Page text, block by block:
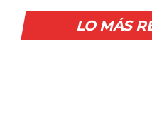
LO MÁS